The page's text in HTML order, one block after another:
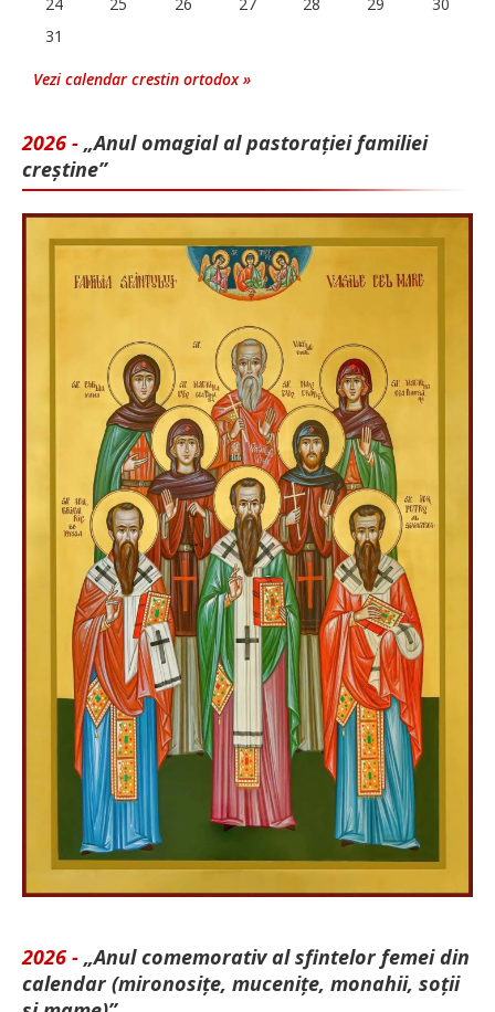
31
Vezi calendar crestin ortodox »
2026 - „Anul omagial al pastorației familiei
creștine”
2026 - „Anul comemorativ al sfintelor femei din
calendar (mironosițe, mu­cenițe, monahii, soții